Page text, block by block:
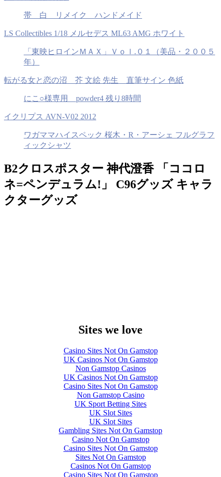
帯 白 リメイク ハンドメイド
LS Collectibles 1/18 メルセデス ML63 AMG ホワイト
「東映ヒロインＭＡＸ」Ｖｏｌ.０１（美品・２００５
年）
転がる女と恋の沼 芥 文絵 先生 直筆サイン 色紙
にこ○様専用 powder4 残り8時間
イクリプス AVN-V02 2012
ワガママハイスペック 桜木・R・アーシェ フルグラフ
ィックシャツ
B2クロスポスター 神代澄香 「ココロ
ネ=ペンデュラム!」 C96グッズ キャラ
クターグッズ
Sites we love
Casino Sites Not On Gamstop
UK Casinos Not On Gamstop
Non Gamstop Casinos
UK Casinos Not On Gamstop
Casino Sites Not On Gamstop
Non Gamstop Casino
UK Sport Betting Sites
UK Slot Sites
UK Slot Sites
Gambling Sites Not On Gamstop
Casino Not On Gamstop
Casino Sites Not On Gamstop
Sites Not On Gamstop
Casinos Not On Gamstop
Casino Sites Not On Gamstop